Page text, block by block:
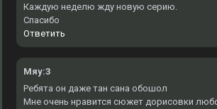
Каждую неделю жду новую серию.
Спасибо
Ответить
Мяу:3
Ребята он даже тан сана обошол
Мне очень нравится сюжет дорисовки